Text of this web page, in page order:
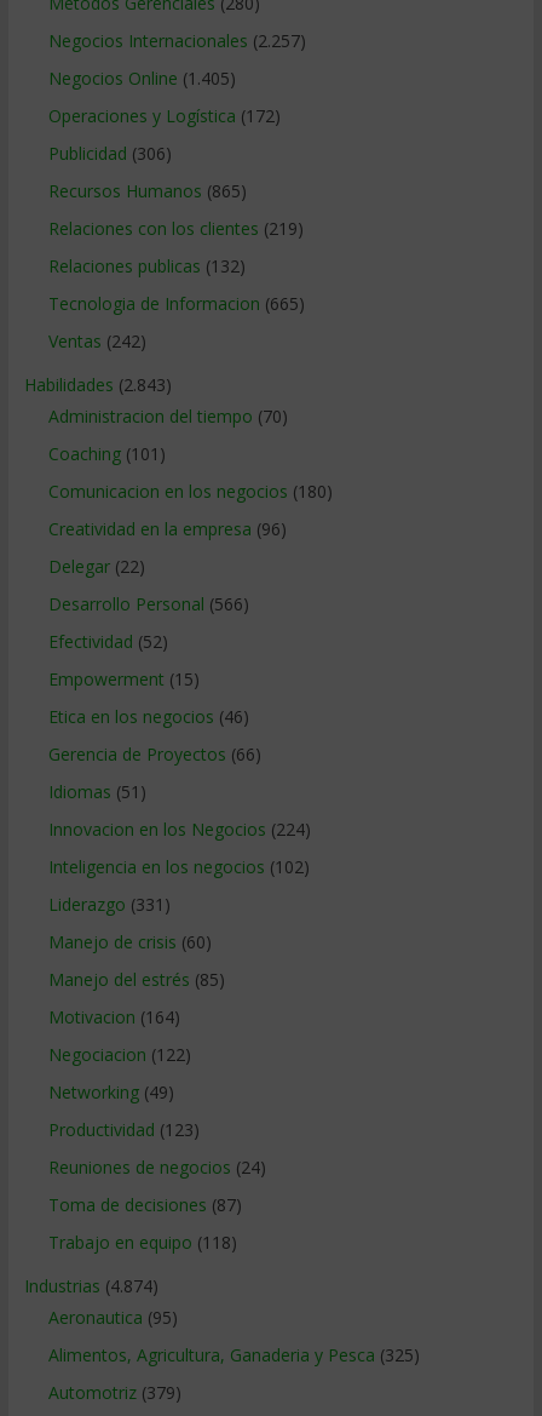
Negocios Internacionales (2.257)
Negocios Online (1.405)
Operaciones y Logística (172)
Publicidad (306)
Recursos Humanos (865)
Relaciones con los clientes (219)
Relaciones publicas (132)
Tecnologia de Informacion (665)
Ventas (242)
Habilidades (2.843)
Administracion del tiempo (70)
Coaching(101)
Comunicacion en los negocios (180)
Creatividad en la empresa (96)
Delegar(22)
Desarrollo Personal (566)
Efectividad (52)
Empowerment (15)
Etica en los negocios (46)
Gerencia de Proyectos (66)
Idiomas (51)
Innovacion en los Negocios (224)
Inteligencia en los negocios (102)
Liderazgo (331)
Manejo de crisis (60)
Manejo del estrés (85)
Motivacion (164)
Negociacion (122)
Networking(49)
Productividad (123)
Reuniones de negocios (24)
Toma de decisiones (87)
Trabajo en equipo (118)
Industrias (4.874)
Aeronautica (95)
Alimentos, Agricultura, Ganaderia y Pesca (325)
Automotriz(379)